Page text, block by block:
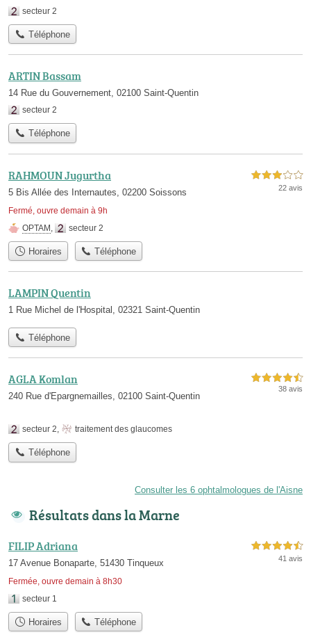
secteur 2
Téléphone
ARTIN Bassam
14 Rue du Gouvernement, 02100 Saint-Quentin
secteur 2
Téléphone
RAHMOUN Jugurtha
5 Bis Allée des Internautes, 02200 Soissons
Fermé, ouvre demain à 9h
3,0 étoiles sur 5
22 avis
OPTAM secteur 2
Horaires Téléphone
LAMPIN Quentin
1 Rue Michel de l'Hospital, 02321 Saint-Quentin
Téléphone
AGLA Komlan
240 Rue d'Epargnemailles, 02100 Saint-Quentin
4,5 étoiles sur 5
38 avis
secteur 2, traitement des glaucomes
Téléphone
Consulter les 6 ophtalmologues de l'Aisne
Résultats dans la Marne
FILIP Adriana
17 Avenue Bonaparte, 51430 Tinqueux
Fermée, ouvre demain à 8h30
4,5 étoiles sur 5
41 avis
secteur 1
Horaires Téléphone